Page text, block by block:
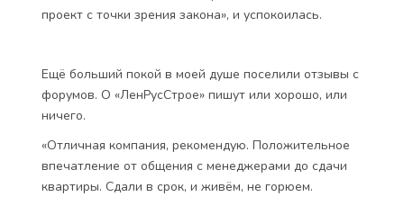
проект с точки зрения закона», и успокоилась.
Ещё больший покой в моей душе поселили отзывы с
форумов. О «ЛенРусСтрое» пишут или хорошо, или
ничего.
«Отличная компания, рекомендую. Положительное
впечатление от общения с менеджерами до сдачи
квартиры. Сдали в срок, и живём, не горюем.